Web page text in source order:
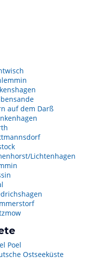
auf dem Darß
Lichtenhagen
Poel
Ostseeküste